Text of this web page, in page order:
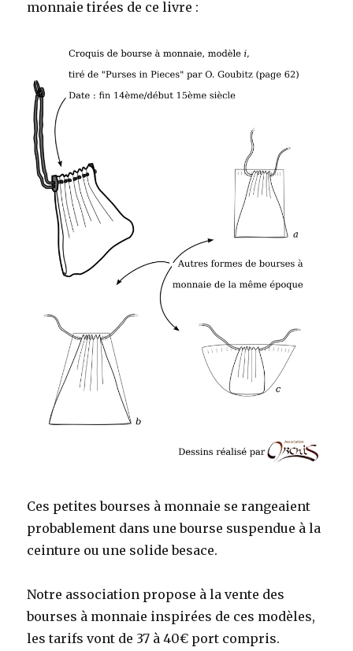
monnaie tirées de ce livre :
Ces petites bourses à monnaie se rangeaient
probablement dans une bourse suspendue à la
ceinture ou une solide besace.
Notre association propose à la vente des
bourses à monnaie inspirées de ces modèles,
les tarifs vont de 37 à 40€ port compris.